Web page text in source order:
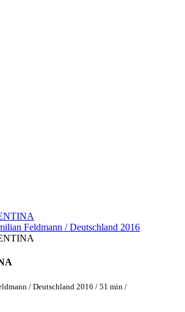
Feldmann / Deutschland 2016
/ Deutschland 2016 / 51 min /